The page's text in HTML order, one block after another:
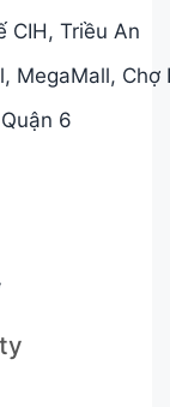
CIH, Triều An
MegaMall, Chợ
6